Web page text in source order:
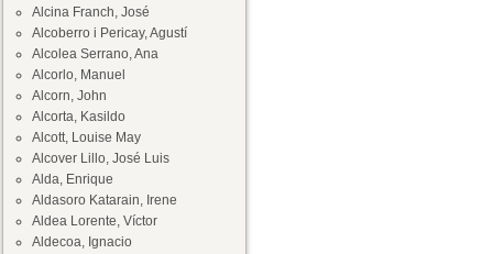
Alcina Franch, José
Alcoberro i Pericay, Agustí
Alcolea Serrano, Ana
Alcorlo, Manuel
Alcorn, John
Alcorta, Kasildo
Alcott, Louise May
Alcover Lillo, José Luis
Alda, Enrique
Aldasoro Katarain, Irene
Aldea Lorente, Víctor
Aldecoa, Ignacio